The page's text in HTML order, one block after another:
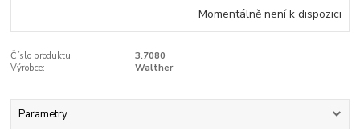
Momentálně není k dispozici
Číslo produktu:
3.7080
Výrobce:
Walther
Parametry